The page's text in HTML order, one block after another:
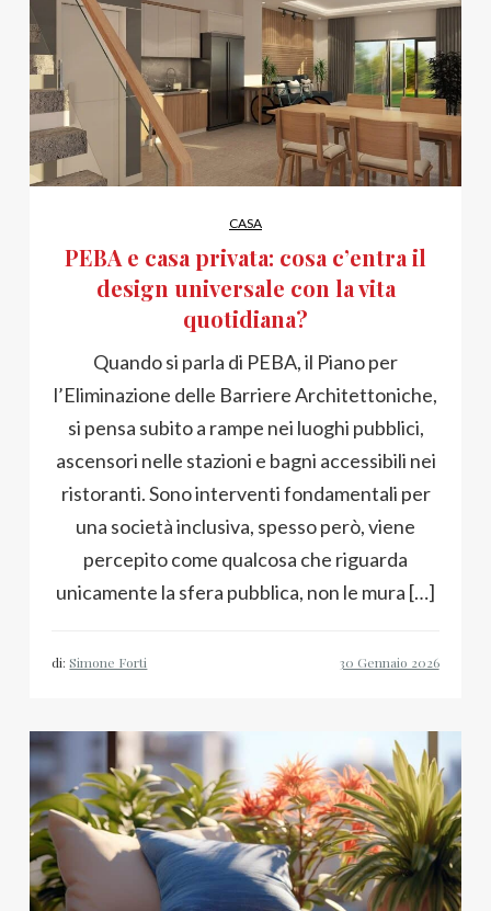
CASA
PEBA e casa privata: cosa c’entra il
design universale con la vita
quotidiana?
Quando si parla di PEBA, il Piano per
l’Eliminazione delle Barriere Architettoniche,
si pensa subito a rampe nei luoghi pubblici,
ascensori nelle stazioni e bagni accessibili nei
ristoranti. Sono interventi fondamentali per
una società inclusiva, spesso però, viene
percepito come qualcosa che riguarda
unicamente la sfera pubblica, non le mura […]
di:Simone Forti